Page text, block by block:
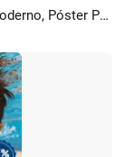
Reseña De Libro De Romance Creativo Moderno, Póster Promocional De YouTube Y Anuncio